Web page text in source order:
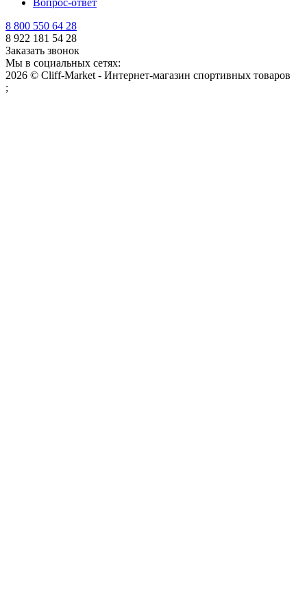
Вопрос-ответ
8 800 550 64 28
8 922 181 54 28
Заказать звонок
Мы в социальных сетях:
2026 © Cliff-Market - Интернет-магазин спортивных товаров
;